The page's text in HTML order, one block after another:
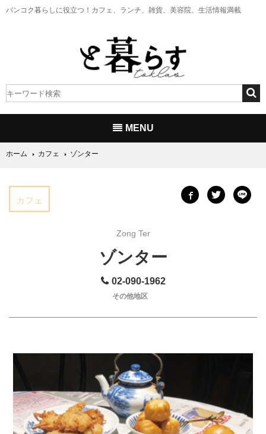
バンコク暮らしに役立つ！ カフェ、ランチ、雑貨、美容院、生活情報満載
MENU
ホーム カフェ ゾンター
カフェ
Zong Ter
ゾンター
02-090-1962
その他地区